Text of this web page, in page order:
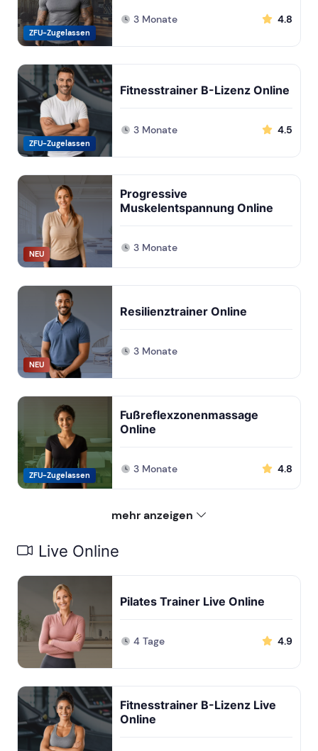
ZFU-Zugelassen
3 Monate 4.8
ZFU-Zugelassen
Fitnesstrainer B-Lizenz Online
3 Monate 4.5
NEU
Progressive
Muskelentspannung Online
3 Monate
NEU
Resilienztrainer Online
3 Monate
ZFU-Zugelassen
Fußreflexzonenmassage
Online
3 Monate 4.8
mehr anzeigen
Live Online
Pilates Trainer Live Online
4 Tage 4.9
Fitnesstrainer B-Lizenz Live
Online